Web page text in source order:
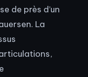
de près d’un
La